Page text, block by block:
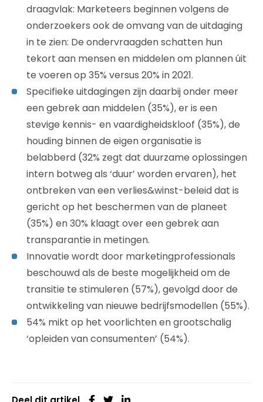
draagvlak: Marketeers beginnen volgens de
onderzoekers ook de omvang van de uitdaging
in te zien: De ondervraagden schatten hun
tekort aan mensen en middelen om plannen úit
te voeren op 35% versus 20% in 2021.
Specifieke uitdagingen zijn daarbij onder meer
een gebrek aan middelen (35%), er is een
stevige kennis- en vaardigheidskloof (35%), de
houding binnen de eigen organisatie is
belabberd (32% zegt dat duurzame oplossingen
intern botweg als ‘duur’ worden ervaren), het
ontbreken van een verlies&winst-beleid dat is
gericht op het beschermen van de planeet
(35%) en 30% klaagt over een gebrek aan
transparantie in metingen.
Innovatie wordt door marketingprofessionals
beschouwd als de beste mogelijkheid om de
transitie te stimuleren (57%), gevolgd door de
ontwikkeling van nieuwe bedrijfsmodellen (55%).
54% mikt op het voorlichten en grootschalig
‘opleiden van consumenten’ (54%).